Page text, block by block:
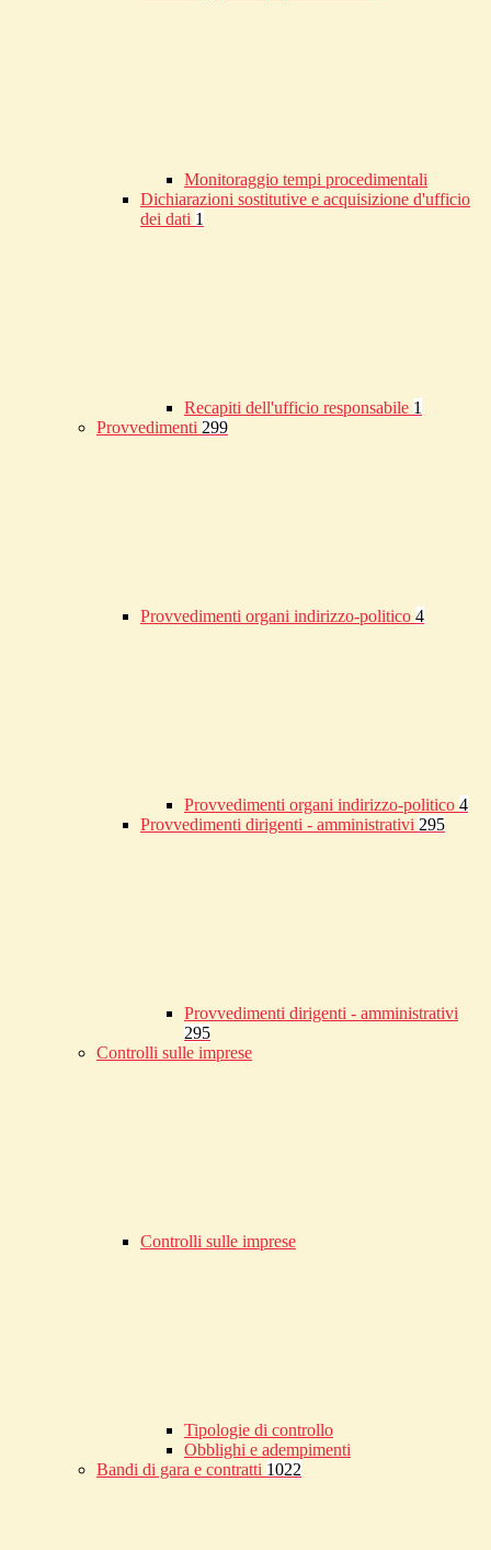
Monitoraggio tempi procedimentali
Dichiarazioni sostitutive e acquisizione d'ufficio
dei dati 1
Recapiti dell'ufficio responsabile 1
Provvedimenti 299
Provvedimenti organi indirizzo-politico 4
Provvedimenti organi indirizzo-politico 4
Provvedimenti dirigenti - amministrativi 295
Provvedimenti dirigenti - amministrativi
295
Controlli sulle imprese
Controlli sulle imprese
Tipologie di controllo
Obblighi e adempimenti
Bandi di gara e contratti 1022